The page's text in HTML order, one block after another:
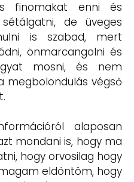
finomakat enni és
de üveges
is szabad, mert
önmarcangolni és
mosni, és nem
megbolondulás végső
alaposan
mondani is, hogy ma
hogy orvosilag hogy
eldöntöm, hogy